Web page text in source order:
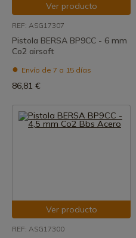
Ver producto
REF: ASG17307
Pistola BERSA BP9CC - 6 mm
Co2 airsoft
Envío de 7 a 15 días
86,81 €
Ver producto
REF: ASG17300